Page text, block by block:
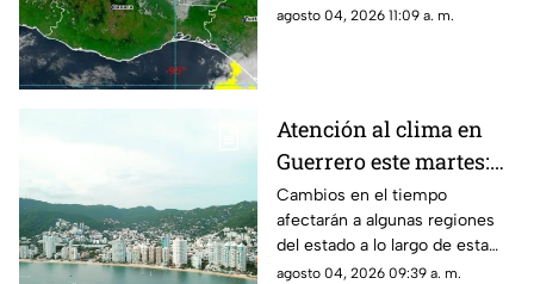
regiones.
agosto 04, 2026 11:09 a. m.
Atención al clima en
Guerrero este martes:
se esperan variaciones
Cambios en el tiempo
afectarán a algunas regiones
del estado a lo largo de esta
jornada.
agosto 04, 2026 09:39 a. m.